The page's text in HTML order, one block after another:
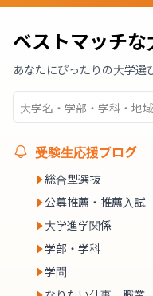
ベストマッチ
あなたにぴったりの大学選
受験生応援ブログ
総合型選抜
公募推薦・推薦入試
大学進学関係
学部・学科
学問